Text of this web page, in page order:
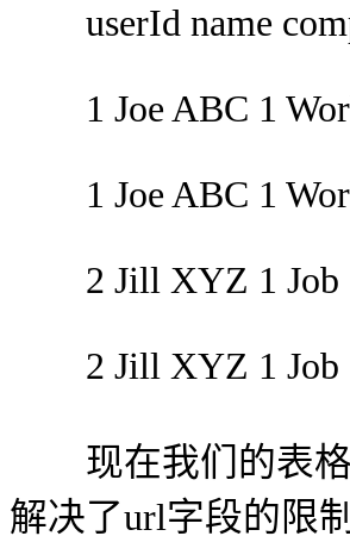
userId name
1 Joe ABC 1
1 Joe ABC 1
2 Jill XYZ 1 Job
2 Jill XYZ 1 Job
现在我们的表格
解决了url字段的限